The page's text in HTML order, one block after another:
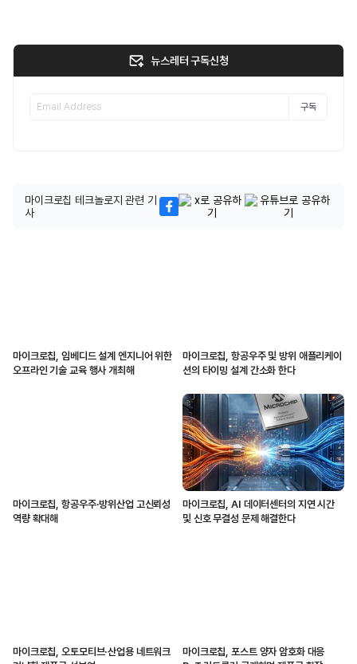
뉴스레터 구독신청
구독
마이크로칩 테크놀로지 관련 기
사
마이크로칩, 임베디드 설계 엔지니어 위한
오프라인 기술 교육 행사 개최해
마이크로칩, 항공우주 및 방위 애플리케이
션의 타이밍 설계 간소화 한다
마이크로칩, 항공우주·방위산업 고신뢰성
역량 확대해
마이크로칩, AI 데이터센터의 지연 시간
및 신호 무결성 문제 해결한다
마이크로칩, 오토모티브·산업용 네트워크
마이크로칩, 포스트 양자 암호화 대응